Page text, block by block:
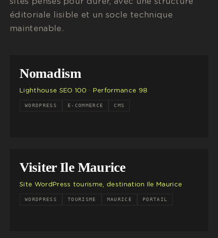
éditoriale lisible et un socle technique
maintenable.
Nomadism
Lighthouse SEO 100 · Performance 98
WORDPRESS E-COMMERCE CMS
Visiter Ile Maurice
Site WordPress tourisme, destination Ile Maurice
WORDPRESS TOURISME MAURICE PORTAIL